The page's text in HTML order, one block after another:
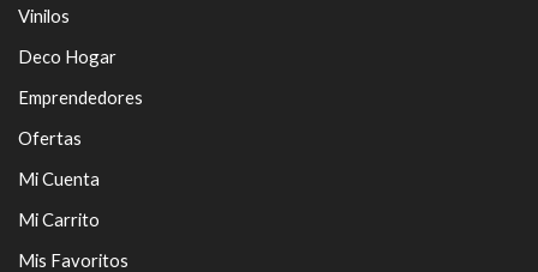
Vinilos
Deco Hogar
Emprendedores
Ofertas
Mi Cuenta
Mi Carrito
Mis Favoritos